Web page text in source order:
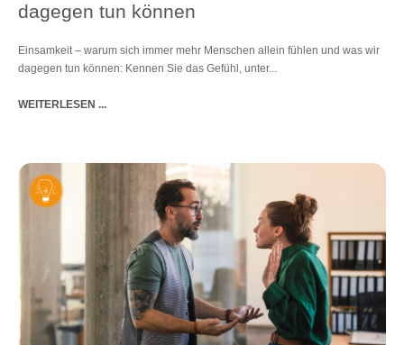
dagegen tun können
Einsamkeit – warum sich immer mehr Menschen allein fühlen und was wir
dagegen tun können: Kennen Sie das Gefühl, unter...
WEITERLESEN ...